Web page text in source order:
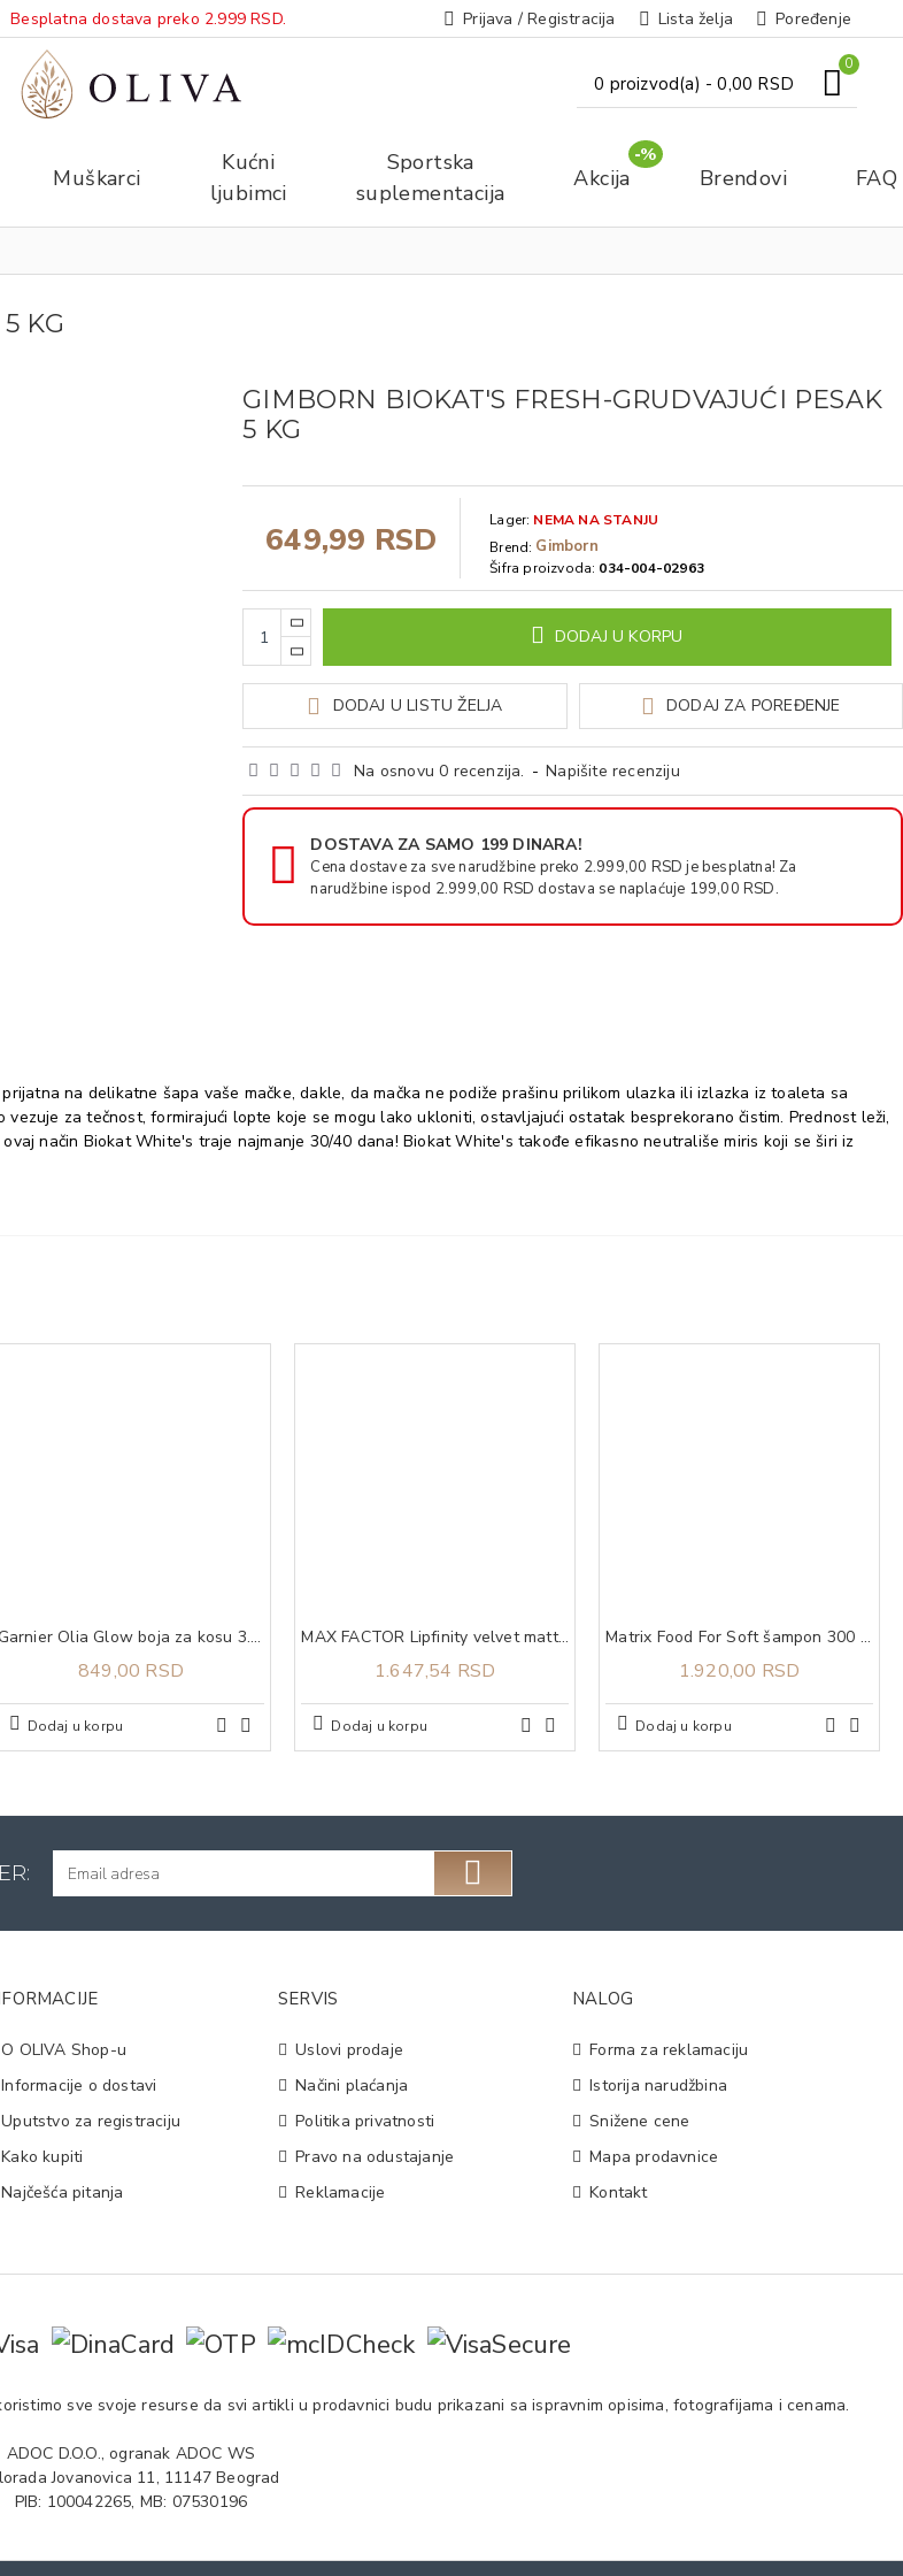
Besplatna dostava preko 2.999 RSD. Prijava / Registracija Lista želja Poređenje
0 proizvod(a) - 0,00 RSD
0
Muškarci
Kućni
ljubimci
Sportska
suplementacija
Akcija
-%
Brendovi FAQ
KG
GIMBORN BIOKAT'S FRESH-GRUDVAJUĆI PESAK
5 KG
Na osnovu 0 recenzija. - Napišite recenziju
649,99 RSD Lager: NEMA NA STANJU
Brend: Gimborn
Šifra proizvoda: 034-004-02963
DODAJ U KORPU
DODAJ U LISTU ŽELJA DODAJ ZA POREĐENJE
DOSTAVA ZA SAMO 199 DINARA!
Cena dostave za sve narudžbine preko 2.999,00 RSD je besplatna! Za
narudžbine ispod 2.999,00 RSD dostava se naplaćuje 199,00 RSD.
na delikatne šapa vaše mačke, dakle, da mačka ne podiže prašinu prilikom ulazka ili izlazka iz toaleta sa
za tečnost, formirajući lopte koje se mogu lako ukloniti, ostavljajući ostatak besprekorano čistim. Prednost leži,
način Biokat White's traje najmanje 30/40 dana! Biokat White's takođe efikasno neutrališe miris koji se širi iz
Garnier Olia Glow boja za kosu 3.0 soft black
849,00 RSD
Dodaj u korpu
MAX FACTOR Lipfinity velvet matte 020 cococreme
1.647,54 RSD
Dodaj u korpu
Matrix Food For Soft šampon 300 ml
1.920,00 RSD
Dodaj u korpu
O OLIVA Shop-u
Informacije o dostavi
Uputstvo za registraciju
Kako kupiti
Najčešća pitanja
SERVIS
Uslovi prodaje
Načini plaćanja
Politika privatnosti
Pravo na odustajanje
Reklamacije
NALOG
Forma za reklamaciju
Istorija narudžbina
Snižene cene
Mapa prodavnice
Kontakt
sve svoje resurse da svi artikli u prodavnici budu prikazani sa ispravnim opisima, fotografijama i cenama.
ADOC D.O.O., ogranak ADOC WS
Jovanovica 11, 11147 Beograd
PIB: 100042265, MB: 07530196